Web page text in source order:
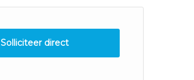
Solliciteer direct